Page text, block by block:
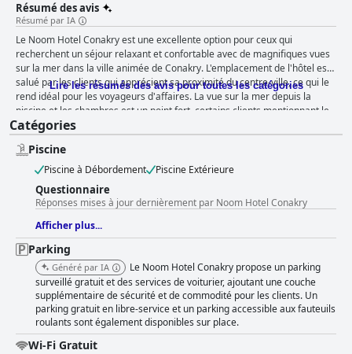
Résumé des avis
Résumé par IA
Le Noom Hotel Conakry est une excellente option pour ceux qui
recherchent un séjour relaxant et confortable avec de magnifiques vues
sur la mer dans la ville animée de Conakry. L'emplacement de l'hôtel est
salué par les clients qui apprécient sa proximité du centre-ville, ce qui le
rend idéal pour les voyageurs d'affaires. La vue sur la mer depuis la
piscine et les chambres est un point fort, certains clients mentionnant le
magnifique lever de soleil visible depuis leur chambre. L'hôtel est situé au
bord de l'eau, ce qui crée une atmosphère agréable et tranquille. Le petit-
déjeuner est fortement recommandé et l'hôtel est jugé parfait par
certains clients pour son emplacement, son personnel et sa proximité de
imprenable sur l'océan. Le personnel était aimable et réactif aux besoins
des clients, et l'emplacement et la propreté de l'hôtel ont été salués par
de nombreux clients. La piscine est un point fort pour de nombreux
clients, avec un emplacement exceptionnel donnant sur l'océan, bien
entretenue et propre. Malgré quelques lacunes, les clients ont
généralement apprécié leur séjour au Noom Hotel Conakry. L'hôtel offre
une expérience cinq étoiles avec des installations et des services
exceptionnels qui répondent aux normes internationales. Malgré
quelques critiques négatives concernant la restauration et les services
WiFi, le Noom Hotel Conakry reste une option solide pour un séjour
exceptionnel à Conakry.
Lire les résumés des avis pour toutes les catégories
Catégories
Piscine
Piscine à Débordement Piscine Extérieure
Questionnaire
Réponses mises à jour dernièrement par Noom Hotel Conakry
Afficher plus...
Parking
Généré par IA
Le Noom Hotel Conakry propose un parking
surveillé gratuit et des services de voiturier, ajoutant une couche
supplémentaire de sécurité et de commodité pour les clients. Un
parking gratuit en libre-service et un parking accessible aux fauteuils
roulants sont également disponibles sur place.
Wi-Fi Gratuit